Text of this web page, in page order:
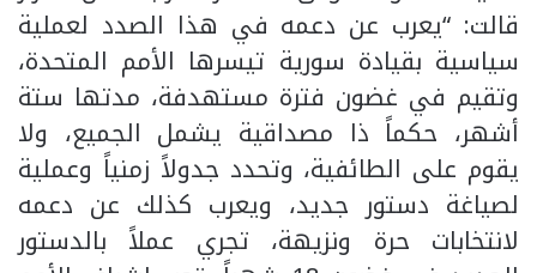
قالت: “يعرب عن دعمه في هذا الصدد لعملية
سياسية بقيادة سورية تيسرها الأمم المتحدة،
وتقيم في غضون فترة مستهدفة، مدتها ستة
أشهر، حكماً ذا مصداقية يشمل الجميع، ولا
يقوم على الطائفية، وتحدد جدولاً زمنياً وعملية
لصياغة دستور جديد، ويعرب كذلك عن دعمه
لانتخابات حرة ونزيهة، تجري عملاً بالدستور